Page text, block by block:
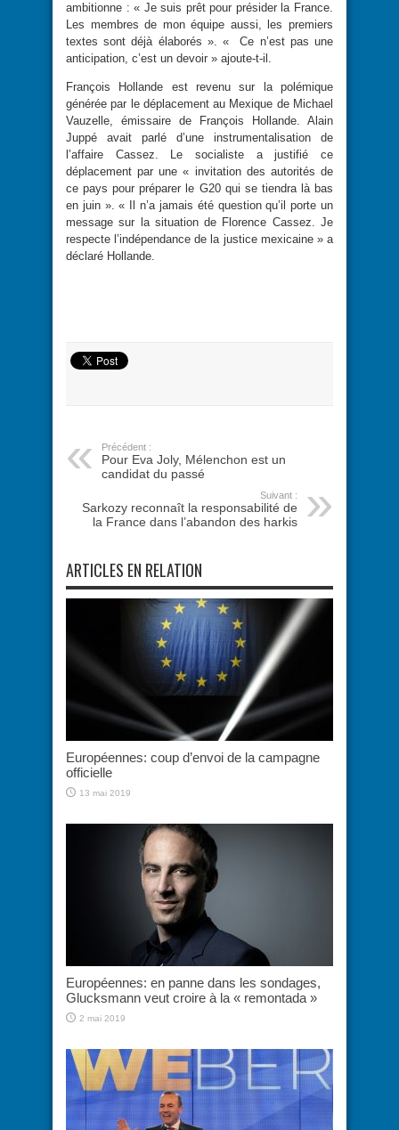
ambitionne : « Je suis prêt pour présider la France.
Les membres de mon équipe aussi, les premiers
textes sont déjà élaborés ». « Ce n’est pas une
anticipation, c’est un devoir » ajoute-t-il.
François Hollande est revenu sur la polémique
générée par le déplacement au Mexique de Michael
Vauzelle, émissaire de François Hollande. Alain
Juppé avait parlé d’une instrumentalisation de
l’affaire Cassez. Le socialiste a justifié ce
déplacement par une « invitation des autorités de
ce pays pour préparer le G20 qui se tiendra là bas
en juin ». « Il n’a jamais été question qu’il porte un
message sur la situation de Florence Cassez. Je
respecte l’indépendance de la justice mexicaine » a
déclaré Hollande.
Précédent :
Pour Eva Joly, Mélenchon est un
candidat du passé
Suivant :
Sarkozy reconnaît la responsabilité de
la France dans l’abandon des harkis
ARTICLES EN RELATION
Européennes: coup d’envoi de la campagne
officielle
13 mai 2019
Européennes: en panne dans les sondages,
Glucksmann veut croire à la « remontada »
2 mai 2019